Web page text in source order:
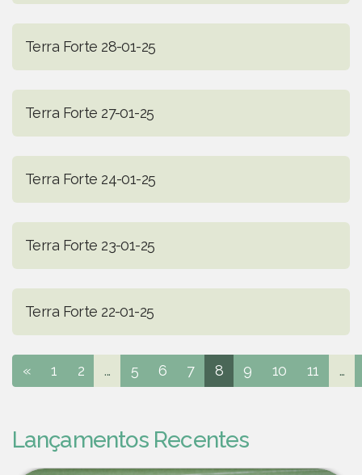
Terra Forte 28-01-25
Terra Forte 27-01-25
Terra Forte 24-01-25
Terra Forte 23-01-25
Terra Forte 22-01-25
« 1 2 ... 5 6 7 8 9 10 11 ...
Lançamentos Recentes